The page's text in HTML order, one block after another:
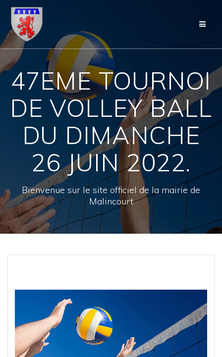
47EME TOURNOI
DE VOLLEY BALL
DU DIMANCHE
26 JUIN 2022.
Bienvenue sur le site officiel de la mairie de
Malincourt